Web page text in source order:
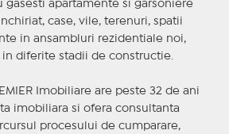
gasesti apartamente si garsoniere
case, vile, terenuri, spatii
in ansambluri rezidentiale noi,
diferite stadii de constructie.
Imobiliare are peste 32 de ani
imobiliara si ofera consultanta
procesului de cumparare,